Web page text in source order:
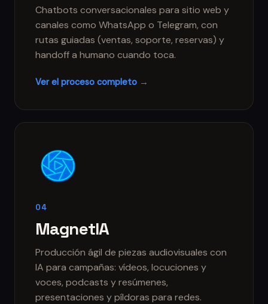
Chatbots conversacionales para sitio web y
canales como WhatsApp o Telegram, con
rutas guiadas (ventas, soporte, reservas) y
handoff a humano cuando toca.
Ver el proceso completo →
04
MagnetIA
Producción ágil de piezas audiovisuales con
IA para campañas: vídeos, locuciones y
voces, podcasts y resúmenes,
presentaciones y píldoras para redes.